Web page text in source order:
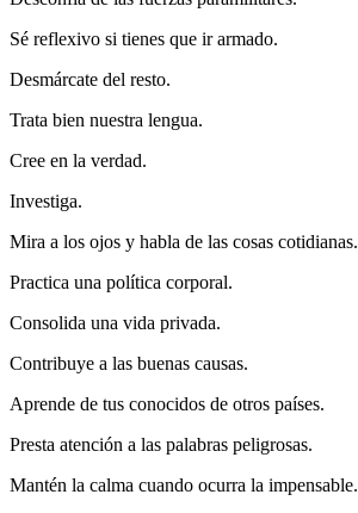
Sé reflexivo si tienes que ir armado.
Desmárcate del resto.
Trata bien nuestra lengua.
Cree en la verdad.
Investiga.
Mira a los ojos y habla de las cosas cotidianas.
Practica una política corporal.
Consolida una vida privada.
Contribuye a las buenas causas.
Aprende de tus conocidos de otros países.
Presta atención a las palabras peligrosas.
Mantén la calma cuando ocurra la impensable.